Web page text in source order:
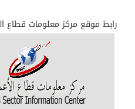
رابط موقع مركز معلومات قطاع